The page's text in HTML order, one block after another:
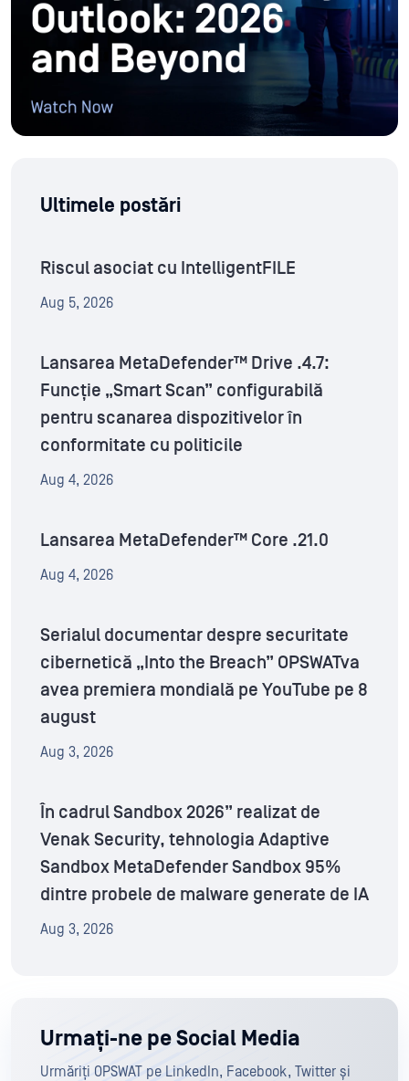
Ultimele postări
Riscul asociat cu IntelligentFILE
Aug 5, 2026
Lansarea MetaDefender™ Drive .4.7:
Funcție „Smart Scan” configurabilă
pentru scanarea dispozitivelor în
conformitate cu politicile
Aug 4, 2026
Lansarea MetaDefender™ Core .21.0
Aug 4, 2026
Serialul documentar despre securitate
cibernetică „Into the Breach” OPSWATva
avea premiera mondială pe YouTube pe 8
august
Aug 3, 2026
În cadrul Sandbox 2026” realizat de
Venak Security, tehnologia Adaptive
Sandbox MetaDefender Sandbox 95%
dintre probele de malware generate de IA
Aug 3, 2026
Urmați-ne pe Social Media
Urmăriți OPSWAT pe LinkedIn, Facebook, Twitter și